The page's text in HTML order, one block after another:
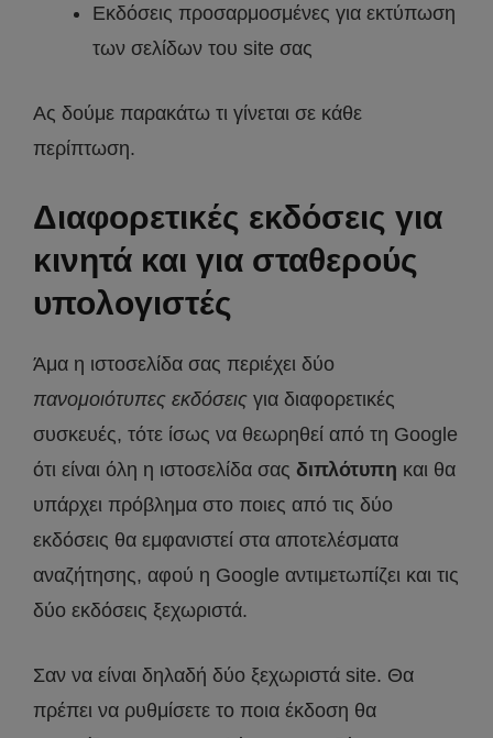
Εκδόσεις προσαρμοσμένες για εκτύπωση
των σελίδων του site σας
Ας δούμε παρακάτω τι γίνεται σε κάθε
περίπτωση.
Διαφορετικές εκδόσεις για
κινητά και για σταθερούς
υπολογιστές
Άμα η ιστοσελίδα σας περιέχει δύο
πανομοιότυπες εκδόσεις για διαφορετικές
συσκευές, τότε ίσως να θεωρηθεί από τη Google
ότι είναι όλη η ιστοσελίδα σας διπλότυπη και θα
υπάρχει πρόβλημα στο ποιες από τις δύο
εκδόσεις θα εμφανιστεί στα αποτελέσματα
αναζήτησης, αφού η Google αντιμετωπίζει και τις
δύο εκδόσεις ξεχωριστά.
Σαν να είναι δηλαδή δύο ξεχωριστά site. Θα
πρέπει να ρυθμίσετε το ποια έκδοση θα